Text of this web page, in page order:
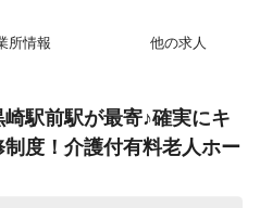
所情報 他の求人
崎駅前駅が最寄♪確実にキ
度！介護付有料老人ホー